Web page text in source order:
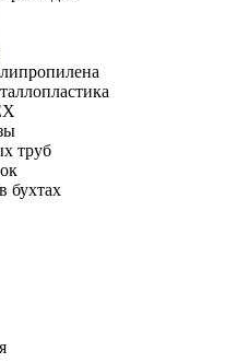
труб
бухтах